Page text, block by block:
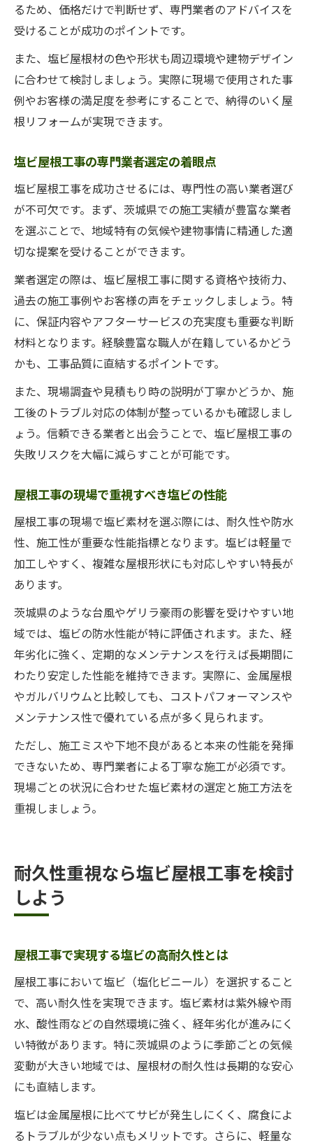
るため、価格だけで判断せず、専門業者のアドバイスを
受けることが成功のポイントです。
また、塩ビ屋根材の色や形状も周辺環境や建物デザイン
に合わせて検討しましょう。実際に現場で使用された事
例やお客様の満足度を参考にすることで、納得のいく屋
根リフォームが実現できます。
塩ビ屋根工事の専門業者選定の着眼点
塩ビ屋根工事を成功させるには、専門性の高い業者選び
が不可欠です。まず、茨城県での施工実績が豊富な業者
を選ぶことで、地域特有の気候や建物事情に精通した適
切な提案を受けることができます。
業者選定の際は、塩ビ屋根工事に関する資格や技術力、
過去の施工事例やお客様の声をチェックしましょう。特
に、保証内容やアフターサービスの充実度も重要な判断
材料となります。経験豊富な職人が在籍しているかどう
かも、工事品質に直結するポイントです。
また、現場調査や見積もり時の説明が丁寧かどうか、施
工後のトラブル対応の体制が整っているかも確認しまし
ょう。信頼できる業者と出会うことで、塩ビ屋根工事の
失敗リスクを大幅に減らすことが可能です。
屋根工事の現場で重視すべき塩ビの性能
屋根工事の現場で塩ビ素材を選ぶ際には、耐久性や防水
性、施工性が重要な性能指標となります。塩ビは軽量で
加工しやすく、複雑な屋根形状にも対応しやすい特長が
あります。
茨城県のような台風やゲリラ豪雨の影響を受けやすい地
域では、塩ビの防水性能が特に評価されます。また、経
年劣化に強く、定期的なメンテナンスを行えば長期間に
わたり安定した性能を維持できます。実際に、金属屋根
やガルバリウムと比較しても、コストパフォーマンスや
メンテナンス性で優れている点が多く見られます。
ただし、施工ミスや下地不良があると本来の性能を発揮
できないため、専門業者による丁寧な施工が必須です。
現場ごとの状況に合わせた塩ビ素材の選定と施工方法を
重視しましょう。
耐久性重視なら塩ビ屋根工事を検討
しよう
屋根工事で実現する塩ビの高耐久性とは
屋根工事において塩ビ（塩化ビニール）を選択すること
で、高い耐久性を実現できます。塩ビ素材は紫外線や雨
水、酸性雨などの自然環境に強く、経年劣化が進みにく
い特徴があります。特に茨城県のように季節ごとの気候
変動が大きい地域では、屋根材の耐久性は長期的な安心
にも直結します。
塩ビは金属屋根に比べてサビが発生しにくく、腐食によ
るトラブルが少ない点もメリットです。さらに、軽量な